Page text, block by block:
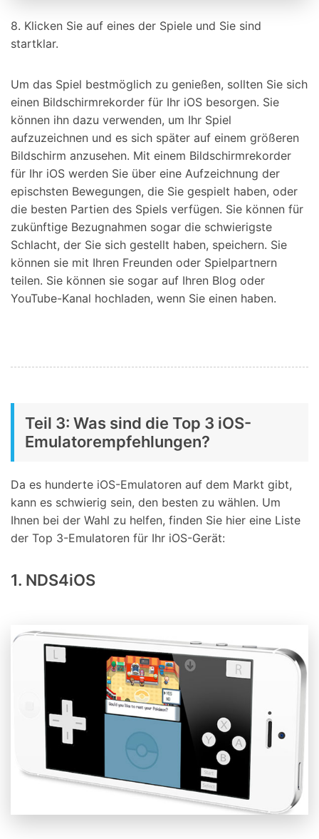
8. Klicken Sie auf eines der Spiele und Sie sind
startklar.
Um das Spiel bestmöglich zu genießen, sollten Sie sich
einen Bildschirmrekorder für Ihr iOS besorgen. Sie
können ihn dazu verwenden, um Ihr Spiel
aufzuzeichnen und es sich später auf einem größeren
Bildschirm anzusehen. Mit einem Bildschirmrekorder
für Ihr iOS werden Sie über eine Aufzeichnung der
epischsten Bewegungen, die Sie gespielt haben, oder
die besten Partien des Spiels verfügen. Sie können für
zukünftige Bezugnahmen sogar die schwierigste
Schlacht, der Sie sich gestellt haben, speichern. Sie
können sie mit Ihren Freunden oder Spielpartnern
teilen. Sie können sie sogar auf Ihren Blog oder
YouTube-Kanal hochladen, wenn Sie einen haben.
Teil 3: Was sind die Top 3 iOS-
Emulatorempfehlungen?
Da es hunderte iOS-Emulatoren auf dem Markt gibt,
kann es schwierig sein, den besten zu wählen. Um
Ihnen bei der Wahl zu helfen, finden Sie hier eine Liste
der Top 3-Emulatoren für Ihr iOS-Gerät:
1. NDS4iOS